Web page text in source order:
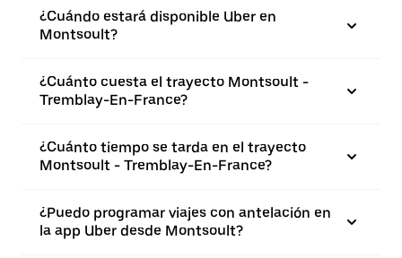
¿Cuándo estará disponible Uber en
Montsoult?
¿Cuánto cuesta el trayecto Montsoult -
Tremblay-En-France?
¿Cuánto tiempo se tarda en el trayecto
Montsoult - Tremblay-En-France?
¿Puedo programar viajes con antelación en
la app Uber desde Montsoult?